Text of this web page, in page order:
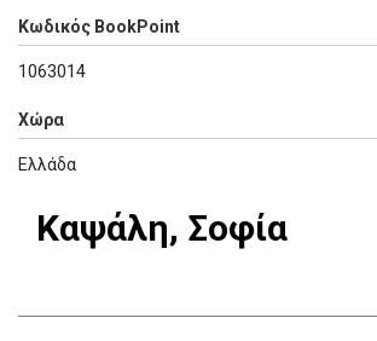
Κωδικός BookPoint
1063014
Χώρα
Ελλάδα
Καψάλη, Σοφία